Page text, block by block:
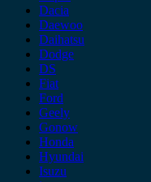
Dacia
Daewoo
Daihatsu
Dodge
DS
Fiat
Ford
Geely
Gonow
Honda
Hyundai
Isuzu